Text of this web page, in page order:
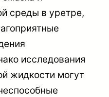
среды в уретре,
исследования
жидкости могут